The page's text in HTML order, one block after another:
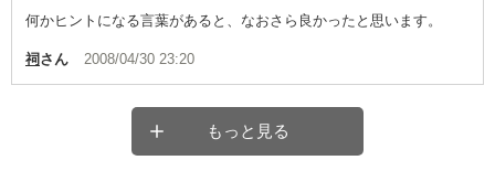
何かヒントになる言葉があると、なおさら良かったと思います。
祠 さん 2008/04/30 23:20
もっと見る